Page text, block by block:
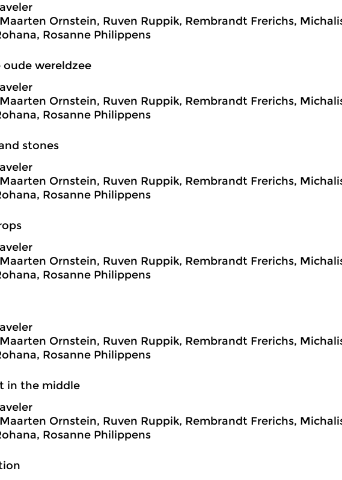
Ornstein, Ruven Ruppik, Rembrandt Frerichs,
Rosanne Philippens
oude wereldzee
Ornstein, Ruven Ruppik, Rembrandt Frerichs,
Rosanne Philippens
stones
Ornstein, Ruven Ruppik, Rembrandt Frerichs,
Rosanne Philippens
Ornstein, Ruven Ruppik, Rembrandt Frerichs,
Rosanne Philippens
Ornstein, Ruven Ruppik, Rembrandt Frerichs,
Rosanne Philippens
in the middle
Ornstein, Ruven Ruppik, Rembrandt Frerichs,
Rosanne Philippens